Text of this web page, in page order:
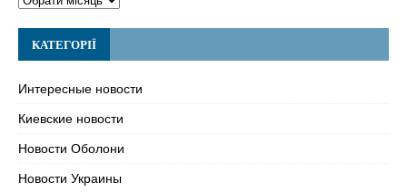
КАТЕГОРІЇ
Интересные новости
Киевские новости
Новости Оболони
Новости Украины